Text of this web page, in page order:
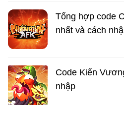
Tổng hợp code
nhất và cách
Code Kiến
nhập